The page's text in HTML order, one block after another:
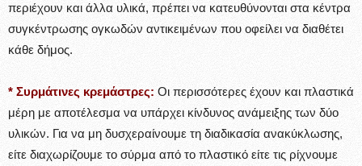
περιέχουν και άλλα υλικά, πρέπει να κατευθύνονται στα κέντρα
συγκέντρωσης ογκωδών αντικειμένων που οφείλει να διαθέτει
κάθε δήμος.
* Συρμάτινες κρεμάστρες: Οι περισσότερες έχουν και πλαστικά
μέρη με αποτέλεσμα να υπάρχει κίνδυνος ανάμειξης των δύο
υλικών. Για να μη δυσχεραίνουμε τη διαδικασία ανακύκλωσης,
είτε διαχωρίζουμε το σύρμα από το πλαστικό είτε τις ρίχνουμε